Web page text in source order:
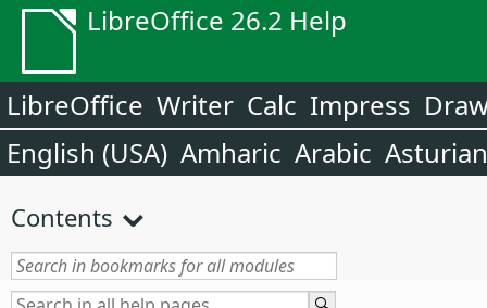
LibreOffice 26.2 Help
LibreOffice Writer Calc Impress
English (USA) Amharic Arabic Asturian
Contents